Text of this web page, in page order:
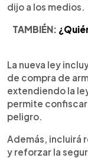
dijo a los medios.
TAMBIÉN:
La nueva ley
de compra de
extendiendo la
permite confiscar
peligro.
Además, incluirá
y reforzar la